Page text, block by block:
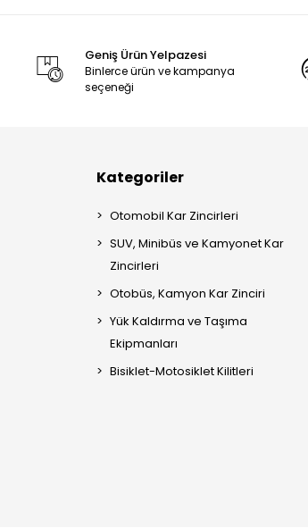
Geniş Ürün Yelpazesi
Binlerce ürün ve kampanya
seçeneği
Kategoriler
Otomobil Kar Zincirleri
SUV, Minibüs ve Kamyonet Kar
Zincirleri
Otobüs, Kamyon Kar Zinciri
Yük Kaldırma ve Taşıma
Ekipmanları
Bisiklet-Motosiklet Kilitleri